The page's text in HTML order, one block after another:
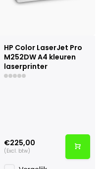
HP Color LaserJet Pro
M252DW A4 kleuren
laserprinter
€225,00
(Excl. btw)